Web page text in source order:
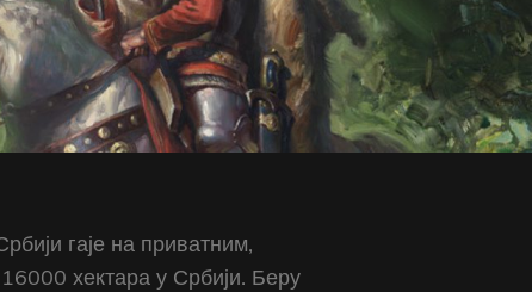
гаје на приватним,
хектара у Србији. Беру